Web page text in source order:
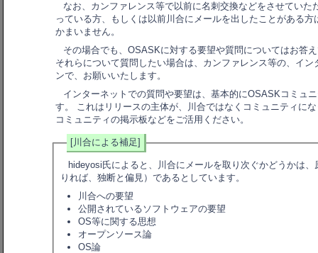
なお、カンファレンス等で以前に名刺交換などをさせていた
っている方、もしくは以前川合にメールを出したことがある
かまいません。
その場合でも、OSASKに対する要望や質問についてはお答
それらについて質問したい場合は、カンファレンス等の、イ
ンで、お願いいたします。
インターネットでの質問や要望は、基本的にOSASKコミュ
す。 これはリリースの主体が、川合ではなくコミュニティに
コミュニティの掲示板などをご活用ください。
[川合による補足]
hideyosi氏によると、川合にメールを取り次ぐかどうかは
りれば、独断と偏見）であるとしています。
川合への要望
公開されているソフトウェアの要望
OS等に関する思想
オープンソース論
OS論